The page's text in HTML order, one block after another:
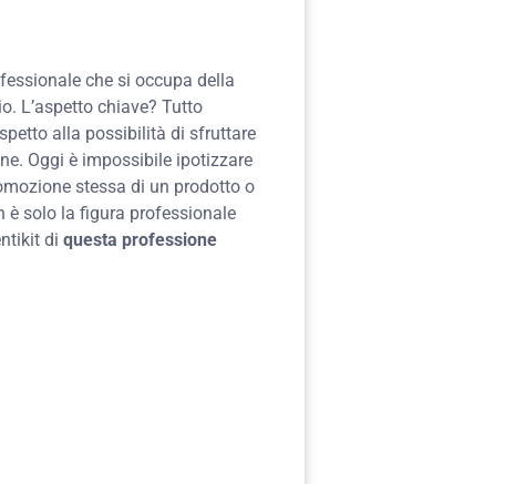
che si occupa della
L’aspetto chiave? Tutto
alla possibilità di sfruttare
Oggi è impossibile ipotizzare
stessa di un prodotto o
è solo la figura professionale
di questa professione